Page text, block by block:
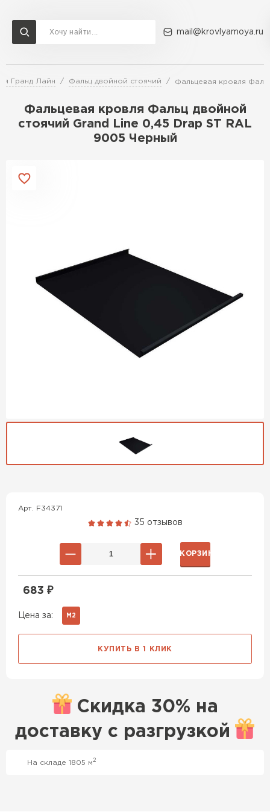
mail@krovlyamoya.ru
Гранд Лайн Фальц двойной стоячий Фальцевая кровля
Фальцевая кровля Фальц двойной
стоячий Grand Line 0,45 Drap ST RAL
9005 Черный
Арт. F34371
35 отзывов
Цена за: М2
683 ₽
В КОРЗИНУ
КУПИТЬ В 1 КЛИК
Скидка 30% на
доставку с разгрузкой
На складе 1805 м 2
Сервисы расчета
Расчет штакетника для забора
Расчет водостока
Расчет софитов для кровли
Расчет кровли из профнастила
Доставка Контакты